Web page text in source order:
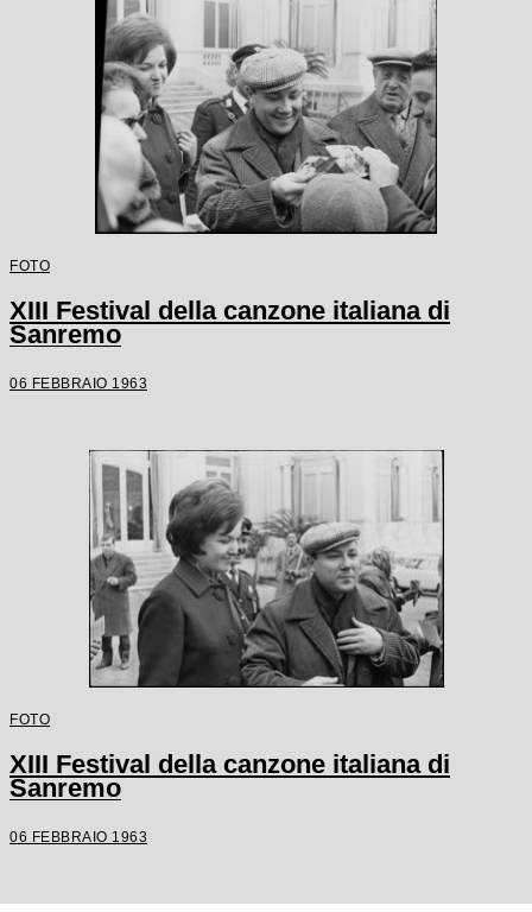
FOTO
XIII Festival della canzone italiana di
Sanremo
06 FEBBRAIO 1963
FOTO
XIII Festival della canzone italiana di
Sanremo
06 FEBBRAIO 1963